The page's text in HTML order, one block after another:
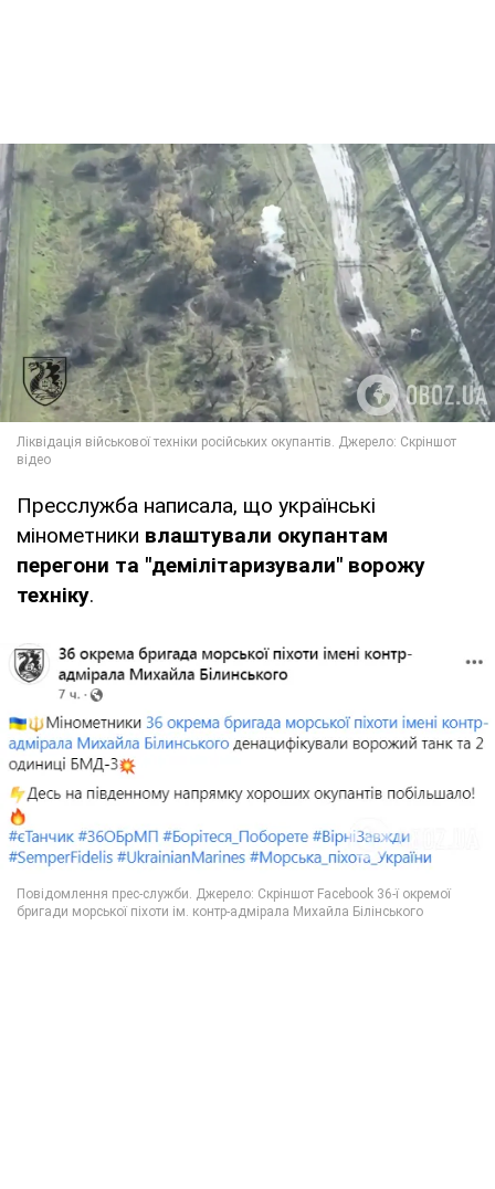
Пресслужба написала, що українські
мінометники влаштували окупантам
перегони та "демілітаризували" ворожу
техніку.